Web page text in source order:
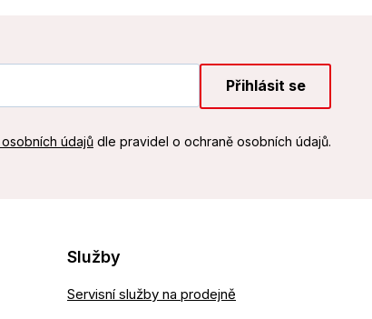
Přihlásit se
údajůdle pravidel o ochraně osobních údajů.
Služby
Servisní služby na prodejně